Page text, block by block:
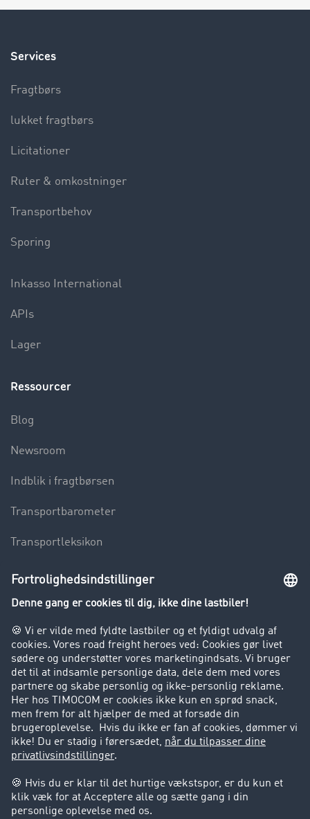
Services
Fragtbørs
lukket fragtbørs
Licitationer
Ruter & omkostninger
Transportbehov
Sporing
Inkasso International
APIs
Lager
Ressourcer
Blog
Newsroom
Indblik i fragtbørsen
Transportbarometer
Transportleksikon
Lastbilkørsel forbudt
Kunder hverver kunder
Success Stories
Support
Support
Juridiske forhold
Kolofon